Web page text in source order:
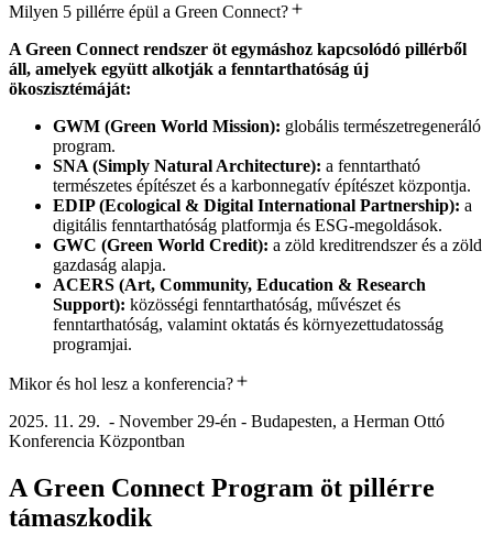
Milyen 5 pillérre épül a Green Connect?
A Green Connect rendszer öt egymáshoz kapcsolódó pillérből
áll, amelyek együtt alkotják a fenntarthatóság új
ökoszisztémáját:
GWM (Green World Mission): globális természetregeneráló
program.
SNA (Simply Natural Architecture): a fenntartható
természetes építészet és a karbonnegatív építészet központja.
EDIP (Ecological & Digital International Partnership): a
digitális fenntarthatóság platformja és ESG-megoldások.
GWC (Green World Credit): a zöld kreditrendszer és a zöld
gazdaság alapja.
ACERS (Art, Community, Education & Research
Support): közösségi fenntarthatóság, művészet és
fenntarthatóság, valamint oktatás és környezettudatosság
programjai.
Mikor és hol lesz a konferencia?
2025. 11. 29. - November 29-én - Budapesten, a Herman Ottó
Konferencia Központban
A Green Connect Program öt pillérre
támaszkodik